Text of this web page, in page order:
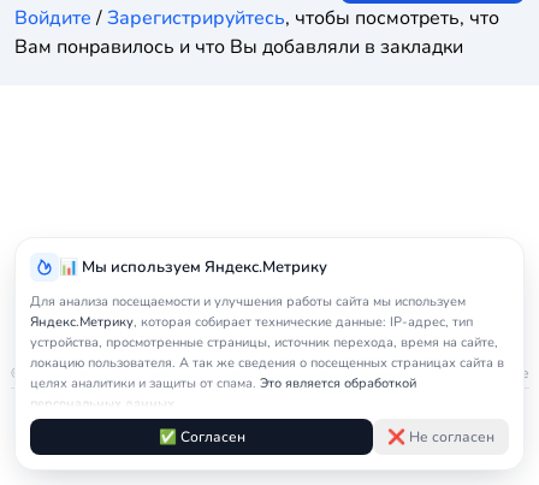
📊 Мы используем Яндекс.Метрику
Для анализа посещаемости и улучшения работы сайта мы используем
Яндекс.Метрику, которая собирает технические данные: IP-адрес, тип
устройства, просмотренные страницы, источник перехода, время на сайте,
локацию пользователя. А так же сведения о посещенных страницах сайта в
целях аналитики и защиты от спама. Это является обработкой
персональных данных.
Подробнее в Согласии на обработку персональных данных
Правилах
обработки cookie
✅ Согласен ❌ Не согласен
Войдите/Зарегистрируйтесь, чтобы посмотреть, что
Вам понравилось и что Вы добавляли в закладки
© 2026nedicom™. Права на товарный знак зарегистрированы в Роспатенте
Политика в отношении персональных данных
Правила обработки cookie
Согласие на обработку персональных данных
Контакты